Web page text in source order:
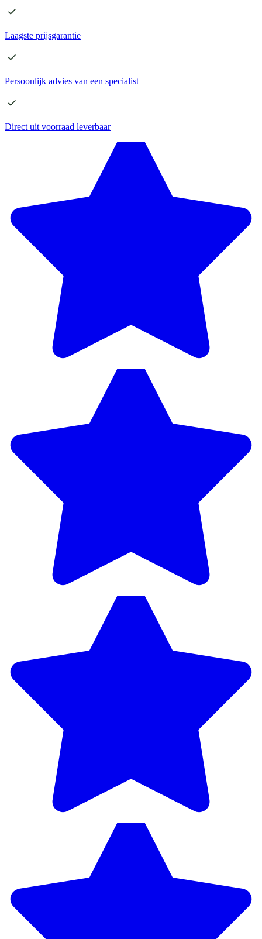
Laagste prijsgarantie
Persoonlijk advies van een specialist
Direct uit voorraad leverbaar